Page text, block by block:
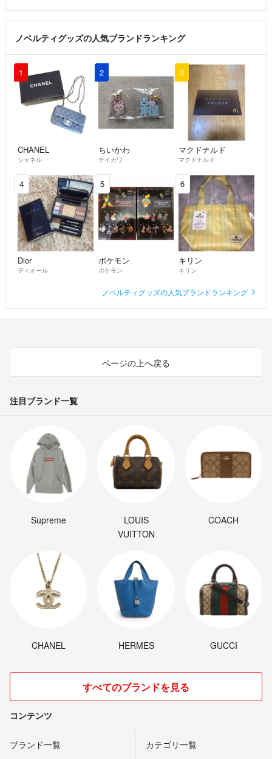
ノベルティグッズの人気ブランドランキング
1
CHANEL
シャネル
2
ちいかわ
チイカワ
3
マクドナルド
マクドナルド
4
Dior
ディオール
5
ポケモン
ポケモン
6
キリン
キリン
ノベルティグッズの人気ブランドランキング
ページの上へ戻る
注目ブランド一覧
Supreme
LOUIS
VUITTON
COACH
CHANEL HERMES GUCCI
すべてのブランドを見る
コンテンツ
ブランド一覧 カテゴリ一覧